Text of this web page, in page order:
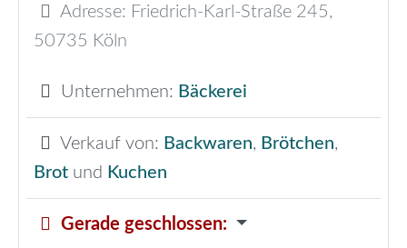
Adresse: Friedrich-Karl-Straße 245,
50735 Köln
Unternehmen: Bäckerei
Verkauf von: Backwaren, Brötchen,
Brot und Kuchen
Gerade geschlossen: